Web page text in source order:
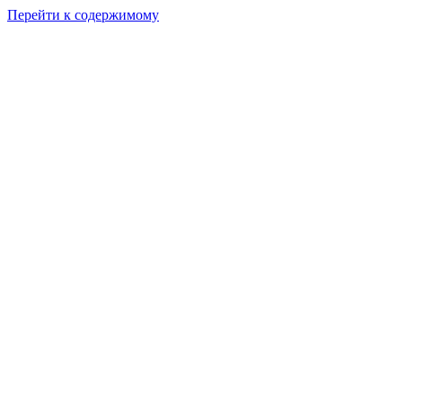
Перейти к содержимому